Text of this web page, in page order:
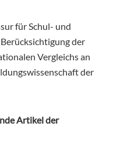
für Schul- und
der
Vergleichs an
der
Artikel der